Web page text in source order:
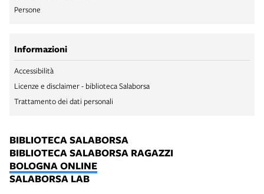
Persone
Informazioni
Accessibilità
Licenze e disclaimer - biblioteca Salaborsa
Trattamento dei dati personali
BIBLIOTECA SALABORSA
BIBLIOTECA SALABORSA RAGAZZI
BOLOGNA ONLINE
SALABORSA LAB